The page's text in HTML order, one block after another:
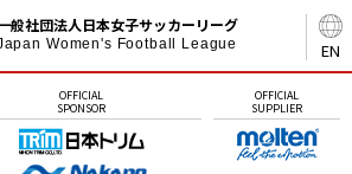
EN
般社団法人日本女子サッカーリーグ
Women's Football League
OFFICIAL
SPONSOR
OFFICIAL
SUPPLIER